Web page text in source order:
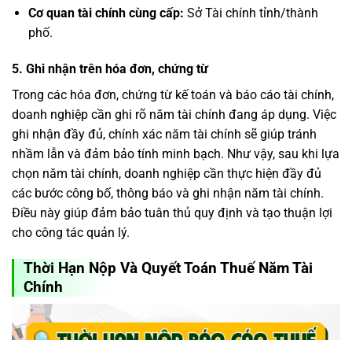
Cơ quan tài chính cùng cấp: Sở Tài chính tỉnh/thành
phố.
5. Ghi nhận trên hóa đơn, chứng từ
Trong các hóa đơn, chứng từ kế toán và báo cáo tài chính,
doanh nghiệp cần ghi rõ năm tài chính đang áp dụng. Việc
ghi nhận đầy đủ, chính xác năm tài chính sẽ giúp tránh
nhầm lẫn và đảm bảo tính minh bạch. Như vậy, sau khi lựa
chọn năm tài chính, doanh nghiệp cần thực hiện đầy đủ
các bước công bố, thông báo và ghi nhận năm tài chính.
Điều này giúp đảm bảo tuân thủ quy định và tạo thuận lợi
cho công tác quản lý.
Thời Hạn Nộp Và Quyết Toán Thuế Năm Tài
Chính